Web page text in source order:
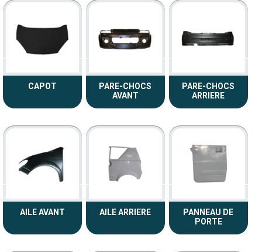
CAPOT
PARE-CHOCS
AVANT
PARE-CHOCS
ARRIERE
AILE AVANT AILE ARRIERE
PANNEAU DE
PORTE